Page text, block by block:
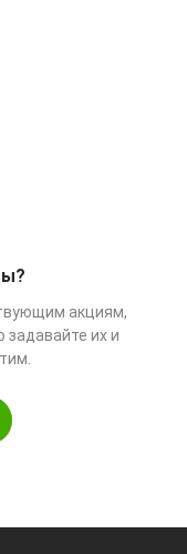
акциям,
задавайте их и